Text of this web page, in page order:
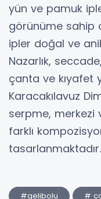
yün ve pamuk
görünüme sahip
ipler doğal ve
Nazarlık,
çanta ve kıyafet
Karacakılavuz
serpme, merkezi
farklı
tasarlanmaktadır.
#gelibolu #